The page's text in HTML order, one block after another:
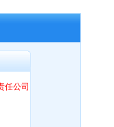
任公司